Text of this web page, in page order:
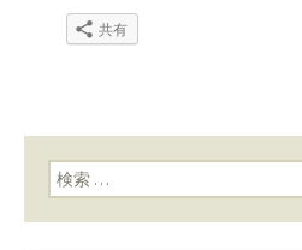
共有
検索: